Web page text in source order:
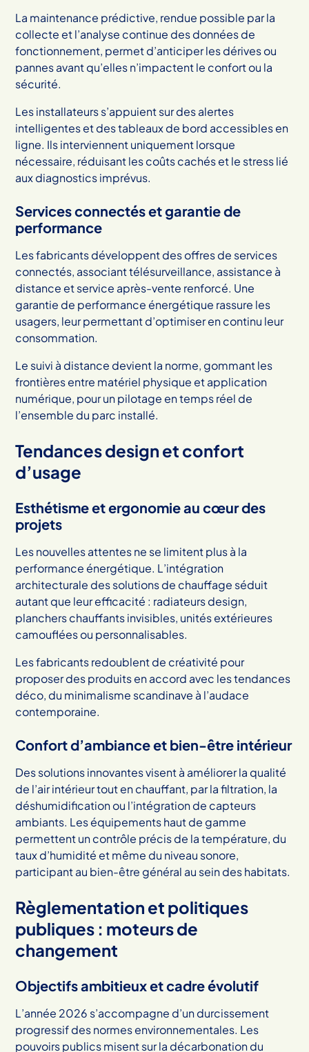
La maintenance prédictive, rendue possible par la
collecte et l’analyse continue des données de
fonctionnement, permet d’anticiper les dérives ou
pannes avant qu’elles n’impactent le confort ou la
sécurité.
Les installateurs s’appuient sur des alertes
intelligentes et des tableaux de bord accessibles en
ligne. Ils interviennent uniquement lorsque
nécessaire, réduisant les coûts cachés et le stress lié
aux diagnostics imprévus.
Services connectés et garantie de
performance
Les fabricants développent des offres de services
connectés, associant télésurveillance, assistance à
distance et service après-vente renforcé. Une
garantie de performance énergétique rassure les
usagers, leur permettant d’optimiser en continu leur
consommation.
Le suivi à distance devient la norme, gommant les
frontières entre matériel physique et application
numérique, pour un pilotage en temps réel de
l’ensemble du parc installé.
Tendances design et confort
d’usage
Esthétisme et ergonomie au cœur des
projets
Les nouvelles attentes ne se limitent plus à la
performance énergétique. L’intégration
architecturale des solutions de chauffage séduit
autant que leur efficacité : radiateurs design,
planchers chauffants invisibles, unités extérieures
camouflées ou personnalisables.
Les fabricants redoublent de créativité pour
proposer des produits en accord avec les tendances
déco, du minimalisme scandinave à l’audace
contemporaine.
Confort d’ambiance et bien-être intérieur
Des solutions innovantes visent à améliorer la qualité
de l’air intérieur tout en chauffant, par la filtration, la
déshumidification ou l’intégration de capteurs
ambiants. Les équipements haut de gamme
permettent un contrôle précis de la température, du
taux d’humidité et même du niveau sonore,
participant au bien-être général au sein des habitats.
Règlementation et politiques
publiques : moteurs de
changement
Objectifs ambitieux et cadre évolutif
L’année 2026 s’accompagne d’un durcissement
progressif des normes environnementales. Les
pouvoirs publics misent sur la décarbonation du